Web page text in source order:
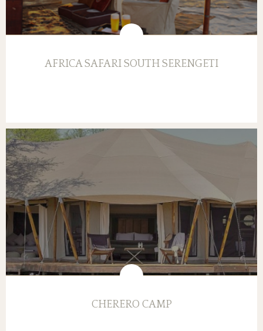
AFRICA SAFARI SOUTH SERENGETI
CHERERO CAMP